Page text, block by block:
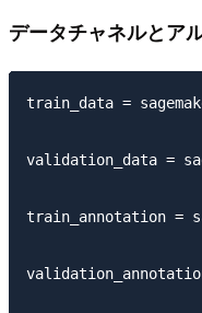
データチャネルとア
train_data =
validation_data =
train_annotation =